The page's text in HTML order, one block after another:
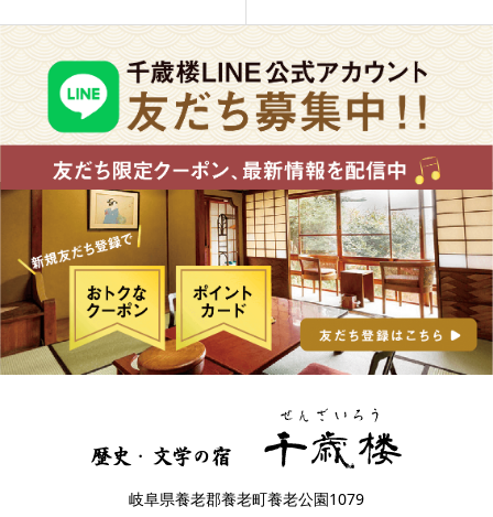
岐阜県養老郡養老町養老公園1079